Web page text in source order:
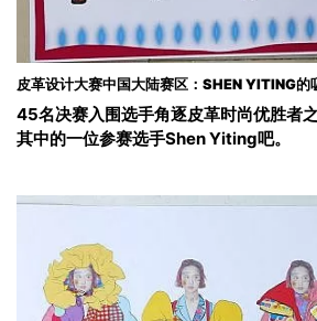
皮革设计大赛中国大陆赛区：SHEN YITING的
45名决赛入围选手角逐皮革时尚优胜者
其中的一位参赛选手Shen Yiting吧。